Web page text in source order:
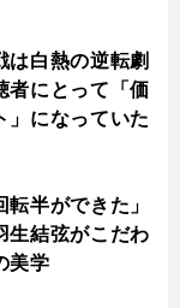
は白熱の逆転劇
者にとって「価
」になっていた
転半ができた」
生結弦がこだわ
美学